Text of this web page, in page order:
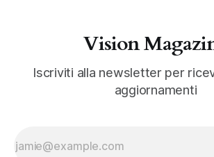
Vision
Iscriviti alla newsletter per
aggiornamenti